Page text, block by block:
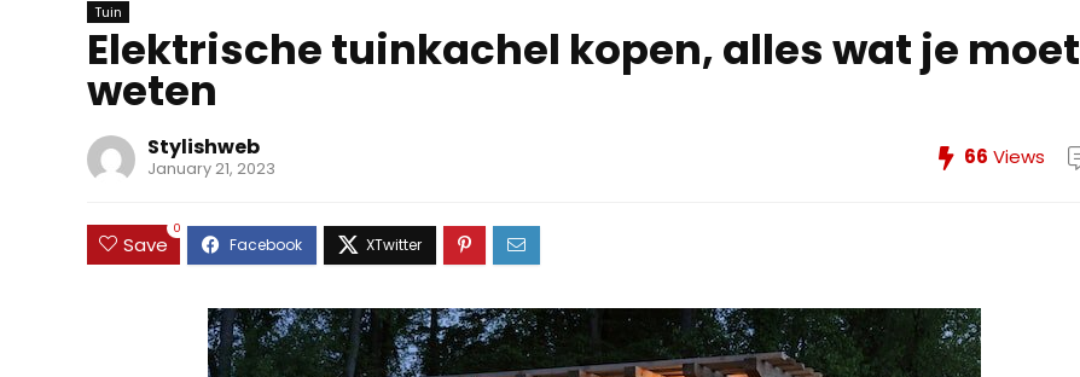
Tuin
Elektrische tuinkachel kopen, alles wat je moet
weten
Stylishweb
January 21, 2023 66 Views
Save
0